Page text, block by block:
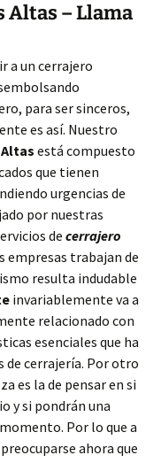
Altas – Llama
a un cerrajero
para ser sinceros,
es así. Nuestro
está compuesto
que tienen
urgencias de
por nuestras
de cerrajero
empresas trabajan de
resulta indudable
invariablemente va a
relacionado con
esenciales que ha
de cerrajería. Por otro
es la de pensar en si
y si pondrán una
Por lo que a
ahora que